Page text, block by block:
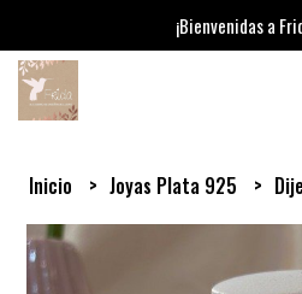
¡Bienvenidas a
Inicio Joyas Plata 925